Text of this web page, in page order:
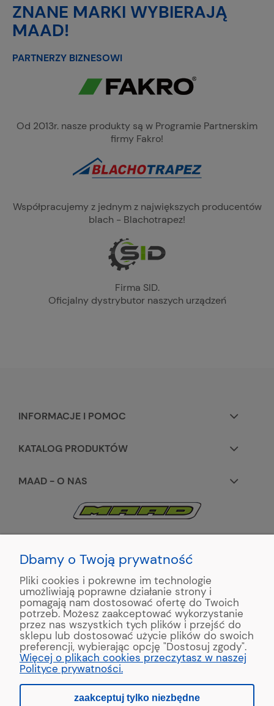
ZNANE MARKI WYBIERAJĄ
MAAD!
PARTNERZY BIZNESOWI
Od 2013r. nasze produkty są w Programie Partnerskim
firmy Fakro!
Współpracujemy z jednym z największych producentów
blach - Blachotrapez!
Firma SID.
Oficjalny dystrybutor naszych urządzeń
INFORMACJE I POMOC
KATALOG PRODUKTÓW
MAAD - O NAS
+48 663195531
ul. Reymonta 2
89-500 Tuchola
Copyright © 2022 MAAD Zaginarki - Producent Maszyn
Blacharskich. Produkcja:MinisterstwoReklamy.pl
Dbamy o Twoją prywatność
Pliki cookies i pokrewne im technologie
umożliwiają poprawne działanie strony i
pomagają nam dostosować ofertę do Twoich
potrzeb. Możesz zaakceptować wykorzystanie
przez nas wszystkich tych plików i przejść do
sklepu lub dostosować użycie plików do swoich
preferencji, wybierając opcję "Dostosuj zgody".
Więcej o plikach cookies przeczytasz w naszej
Polityce prywatności.
zaakceptuj tylko niezbędne